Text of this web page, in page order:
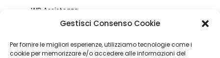
Gestisci Consenso Cookie
Per fornire le migliori esperienze, utilizziamo tecnologie come i
cookie per memorizzare e/o accedere alle informazioni del
WP Assistenza